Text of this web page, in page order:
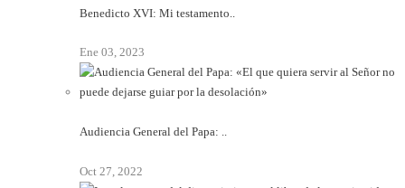
Benedicto XVI: Mi testamento..
Ene 03, 2023
Audiencia General del Papa: ..
Oct 27, 2022